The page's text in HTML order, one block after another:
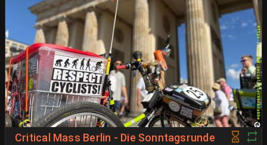
Critical Mass Berlin - Die Sonntagsrunde